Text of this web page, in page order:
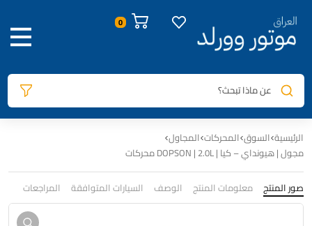
0
عن ماذا تبحث؟
الرئيسية السوق المحركات المجاول
مجول | هيونداي – كيا | DOPSON | 2.0L محركات
صور المنتج معلومات المنتج الوصف السيارات المتوافقة المراجعات